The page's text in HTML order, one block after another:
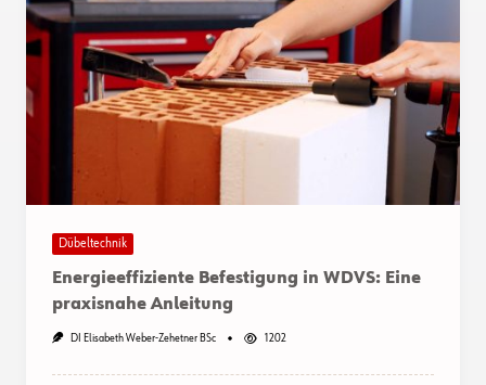
Dübeltechnik
Energieeffiziente Befestigung in WDVS: Eine
praxisnahe Anleitung
DI Elisabeth Weber-Zehetner BSc 1202